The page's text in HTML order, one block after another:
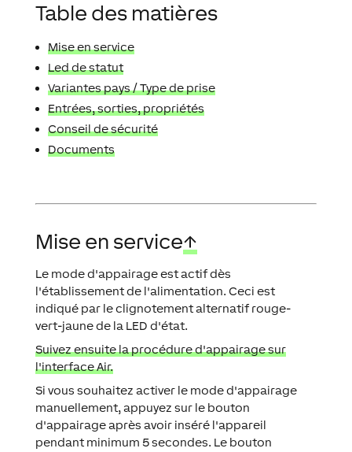
Table des matières
Mise en service
Led de statut
Variantes pays / Type de prise
Entrées, sorties, propriétés
Conseil de sécurité
Documents
Mise en service↑
Le mode d'appairage est actif dès
l'établissement de l'alimentation. Ceci est
indiqué par le clignotement alternatif rouge-
vert-jaune de la LED d'état.
Suivez ensuite la procédure d'appairage sur
l'interface Air.
Si vous souhaitez activer le mode d'appairage
manuellement, appuyez sur le bouton
d'appairage après avoir inséré l'appareil
pendant minimum 5 secondes. Le bouton